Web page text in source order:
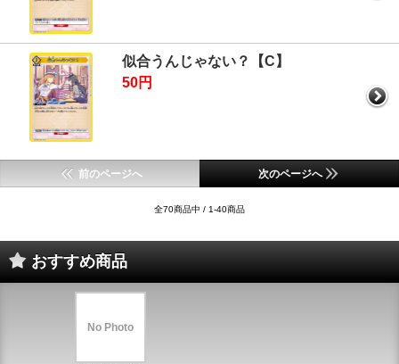
似合うんじゃない？【C】
50円
前のページへ 次のページへ
全70商品中 / 1-40商品
おすすめ商品
No Photo